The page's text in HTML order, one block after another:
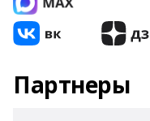
Партнеры